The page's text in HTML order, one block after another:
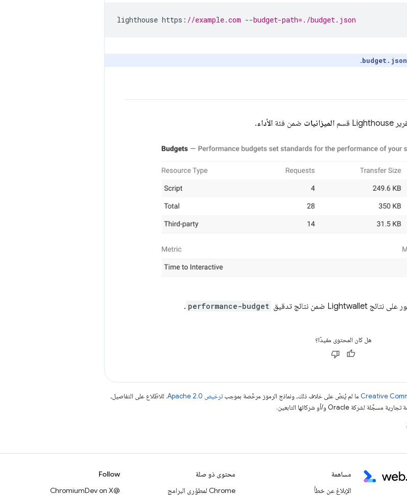
lighthouse https : //example.com --budget-path=./budget.json
budget.json
.
الميزانيات ضمن فئة الأداء.
performance-budget
.
هل كان المحتوى مفيدًا؟
ما لم يُنصّ على خلاف ذلك، ونماذج الرموز مرخّصة بموجبترخيص Apache 2.0‏
. للاطّلاع على التفاصيل،
مساهمة
الإبلاغ عن خطأ
محتوى ذو صلة
Chrome لمطوّري البرامج
Follow
@ChromiumDev on X